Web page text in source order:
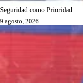
Seguridad como Prioridad
9 agosto, 2026